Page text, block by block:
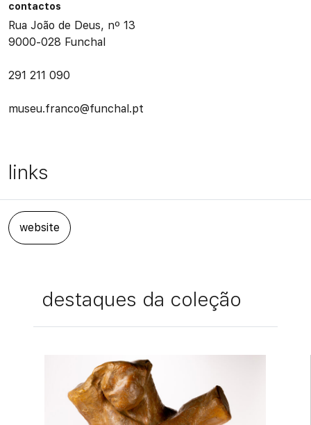
contactos
Rua João de Deus, nº 13
9000-028 Funchal
291 211 090
museu.franco@funchal.pt
links
website
destaques da coleção